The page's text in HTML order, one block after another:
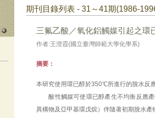
期刊目錄列表 - 31～41期(1986-
三氟乙酸／氧化鋁觸媒引起之環
作者:王澄霞(國立臺灣師範大學化學系)
摘要：
本研究使用環已醇於350℃所進行的脫水反
酸性觸媒可使環已醇產生不均衡反應產
異構物及亞甲基環戊烷）伴隨著初期脫水產